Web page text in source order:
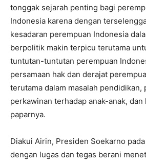
tonggak sejarah penting bagi
Indonesia karena dengan
kesadaran perempuan Indonesia
berpolitik makin terpicu terutama
tuntutan-tuntutan perempuan
persamaan hak dan derajat
terutama dalam masalah pendidikan,
perkawinan terhadap anak-anak, dan
paparnya.
Diakui Airin, Presiden Soekarno
dengan lugas dan tegas berani